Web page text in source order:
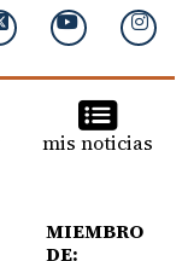
mis noticias
MIEMBRO
DE: